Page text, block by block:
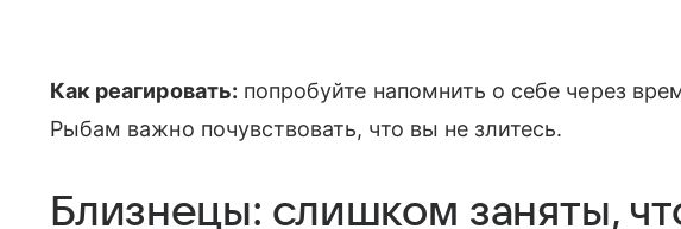
Как реагировать: попробуйте напомнить о себе через
Рыбам важно почувствовать, что вы не злитесь.
Близнецы: слишком заняты,